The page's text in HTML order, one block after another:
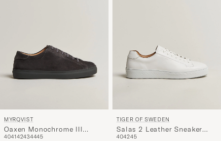
Oaxen Monochrome III
Sneakers Dark Grey Suede
404142434445
Salas 2 Leather Sneaker
White
404245